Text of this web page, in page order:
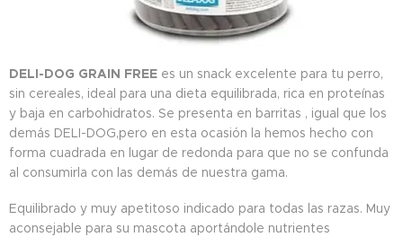
DELI-DOG GRAIN FREE es un snack excelente para tu perro,
sin cereales, ideal para una dieta equilibrada, rica en proteínas
y baja en carbohidratos. Se presenta en barritas , igual que los
demás DELI-DOG,pero en esta ocasión la hemos hecho con
forma cuadrada en lugar de redonda para que no se confunda
al consumirla con las demás de nuestra gama.
Equilibrado y muy apetitoso indicado para todas las razas. Muy
aconsejable para su mascota aportándole nutrientes